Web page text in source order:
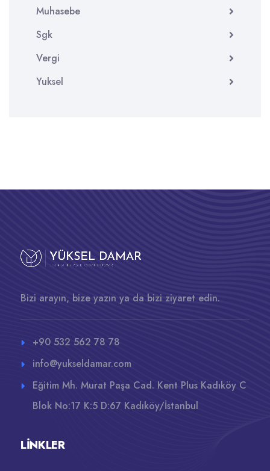
Muhasebe
Sgk
Vergi
Yuksel
Bizi arayın, bize yazın ya da bizi ziyaret edin.
+90 532 562 78 78
info@yukseldamar.com
Eğitim Mh. Murat Paşa Cad. Kent Plus Kadıköy C
Blok No:17 K:5 D:67 Kadıköy/İstanbul
LINKLER